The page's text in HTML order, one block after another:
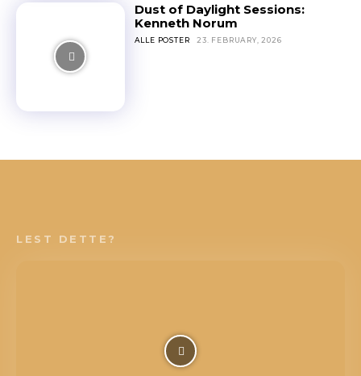
Dust of Daylight Sessions:
Kenneth Norum
ALLE POSTER 23. FEBRUARY, 2026
LEST DETTE?